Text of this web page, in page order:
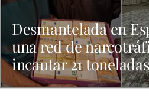
Desmantelada en
una red de
incautar 21